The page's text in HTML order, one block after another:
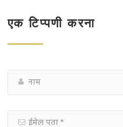
एक टिप्पणी करना